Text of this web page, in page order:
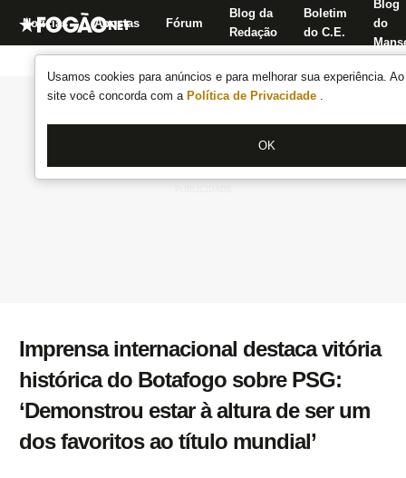
Usamos cookies para anúncios e para melhorar sua experiência.
site você concorda com a Política de Privacidade .
OK
Notícias Apostas Fórum
Blog da
Redação
Boletim
do C.E.
Blog
do
Imprensa internacional destaca vitória
histórica do Botafogo sobre PSG:
‘Demonstrou estar à altura de ser um
dos favoritos ao título mundial’